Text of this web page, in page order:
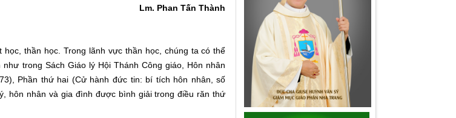
Lm. Phan Tấn Thành
thần học. Trong lãnh vực thần học, chúng ta có thể
trong Sách Giáo lý Hội Thánh Công giáo, Hôn nhân
Phần thứ hai (Cử hành đức tin: bí tích hôn nhân, số
hôn nhân và gia đình được bình giải trong điều răn thứ